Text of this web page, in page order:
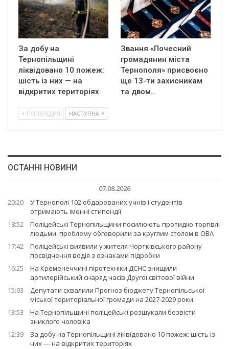
За добу на
Тернопільщині
ліквідовано 10 пожеж:
шість із них — на
відкритих територіях
Звання «Почесний
громадянин міста
Тернополя» присвоєно
ще 13-ти захисникам
та двом…
ПОПЕРЕДНЯ НАСТУПНА
ОСТАННІ НОВИНИ
07.08.2026
20:20
У Тернополі 102 обдарованих учнів і студентів
отримають іменні стипендії
18:52
Поліцейські Тернопільщини посилюють протидію торгівлі
людьми: проблему обговорили за круглим столом в ОВА
17:42
Поліцейські виявили у жителя Чортківського району
посвідчення водія з ознаками підробки
16:25
На Кременеччині піротехніки ДСНС знищили
артилерійський снаряд часів Другої світової війни
15:03
Депутати схвалили Прогноз бюджету Тернопільської
міської територіальної громади на 2027-2029 роки
13:53
На Тернопільщині поліцейські розшукали безвісти
зниклого чоловіка
12:39
За добу на Тернопільщині ліквідовано 10 пожеж: шість із
них — на відкритих територіях